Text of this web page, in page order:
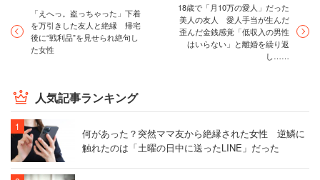
「えへっ。盗っちゃった」下着
を万引きした友人と絶縁 帰宅
後に“戦利品”を見せられ絶句し
た女性
18歳で「月10万の愛人」だった
美人の友人 愛人手当が生んだ
歪んだ金銭感覚「低収入の男性
はいらない」と離婚を繰り返
し……
人気記事ランキング
何があった？突然ママ友から絶縁された女性 逆鱗に
触れたのは「土曜の日中に送ったLINE」だった​